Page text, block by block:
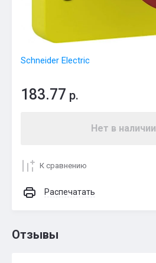
Schneider Electric
183.77 р.
Нет в наличии
К сравнению
Распечатать
Отзывы